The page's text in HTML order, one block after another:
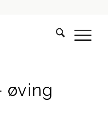
øving